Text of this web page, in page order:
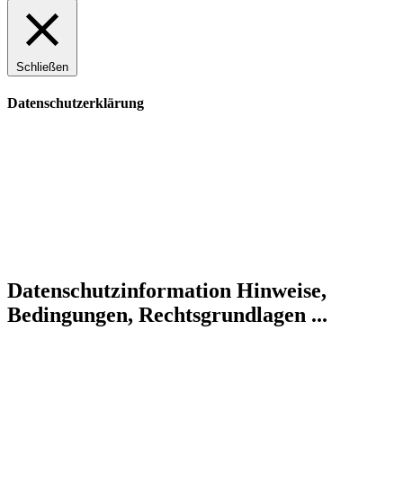
Schließen
Datenschutzerklärung
Datenschutzinformation Hinweise,
Bedingungen, Rechtsgrundlagen ...